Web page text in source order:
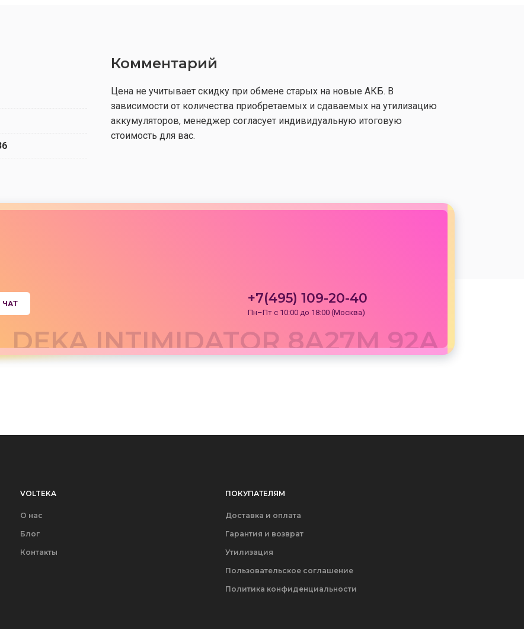
Комментарий
Цена не учитывает скидку при обмене старых на новые АКБ. В
зависимости от количества приобретаемых и сдаваемых на утилизацию
аккумуляторов, менеджер согласует индивидуальную итоговую
стоимость для вас.
+7(495) 109-20-40
Пн–Пт с 10:00 до 18:00 (Москва)
DEKA INTIMIDATOR 8A27M 92A
VOLTEKA
О нас
Блог
Контакты
ПОКУПАТЕЛЯМ
Доставка и оплата
Гарантия и возврат
Утилизация
Пользовательское соглашение
Политика конфиденциальности